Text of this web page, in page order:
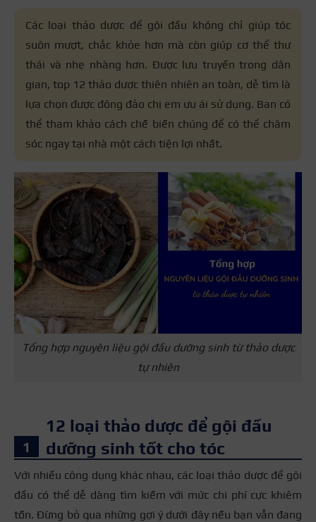
nối mi, trang điểm, tóc. Nội dung bài
viết được xây dựng dựa trên giáo trình
đào tạo và kinh nghiệm giảng dạy
thực tế, đồng thời được cập nhật
thường xuyên để đảm bảo tính chính
xác.
Các loại thảo dược để gội đầu không chỉ giúp tóc
suôn mượt, chắc khỏe hơn mà còn giúp cơ thể thư
thái và nhẹ nhàng hơn. Được lưu truyền trong dân
gian, top 12 thảo dược thiên nhiên an toàn, dễ tìm là
lựa chọn được đông đảo chị em ưu ái sử dụng. Ban có
thể tham khảo cách chế biến chúng để có thể chăm
sóc ngay tại nhà một cách tiện lợi nhất.
Tổng hợp nguyên liệu gội đầu dưỡng sinh từ thảo dược
tự nhiên
12 loại thảo dược để gội đầu
dưỡng sinh tốt cho tóc
Với nhiều công dụng khác nhau, các loại thảo dược để gội
đầu có thể dễ dàng tìm kiếm với mức chi phí cực khiêm
tốn. Đừng bỏ qua những gợi ý dưới đây nếu bạn vẫn đang